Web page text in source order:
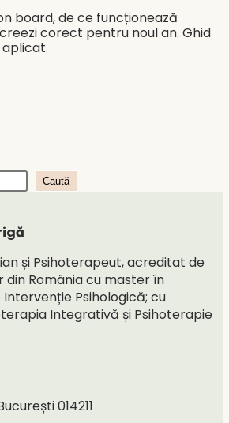
board, de ce funcționează
corect pentru noul an. Ghid
Caută
și Psihoterapeut, acreditat de
din România cu master în
Intervenție Psihologică; cu
Integrativă și Psihoterapie
014211